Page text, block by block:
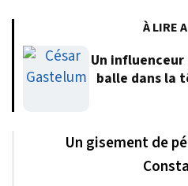
À LIRE
Un
balle dans la
Un gisement de